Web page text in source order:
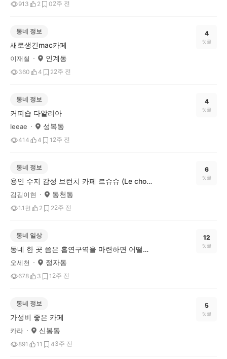
913 2 02주 전
동네 정보
새로생긴mac카페
이재철 인계동
360 4 22주 전
4
댓글
동네 정보
커피숍 다알리아
leeae 성복동
414 4 1 2주 전
4
댓글
동네 정보
용인 수지 감성 브런치 카페 르슈슈 (Le chouchou)
김김이현 동천동
1.1천 2 22주 전
6
댓글
동네 일상
동네 한 곳 쯤은 흡연구역을 마련하면 어떨까요?
오세천 정자동
678 3 1 2주 전
12
댓글
동네 정보
가성비 좋은 카페
카라 신봉동
891 11 43주 전
5
댓글